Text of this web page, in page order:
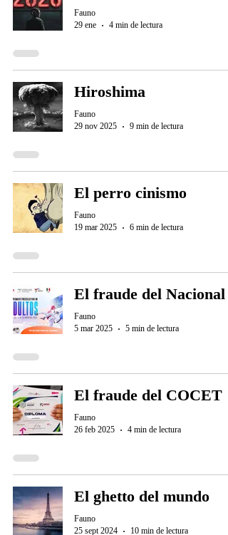
Fauno
29 ene
4 min de lectura
Hiroshima
Fauno
29 nov 2025
9 min de lectura
El perro cinismo
Fauno
19 mar 2025
6 min de lectura
El fraude del Nacional
Fauno
5 mar 2025
5 min de lectura
El fraude del COCET
Fauno
26 feb 2025
4 min de lectura
El ghetto del mundo
Fauno
25 sept 2024
10 min de lectura